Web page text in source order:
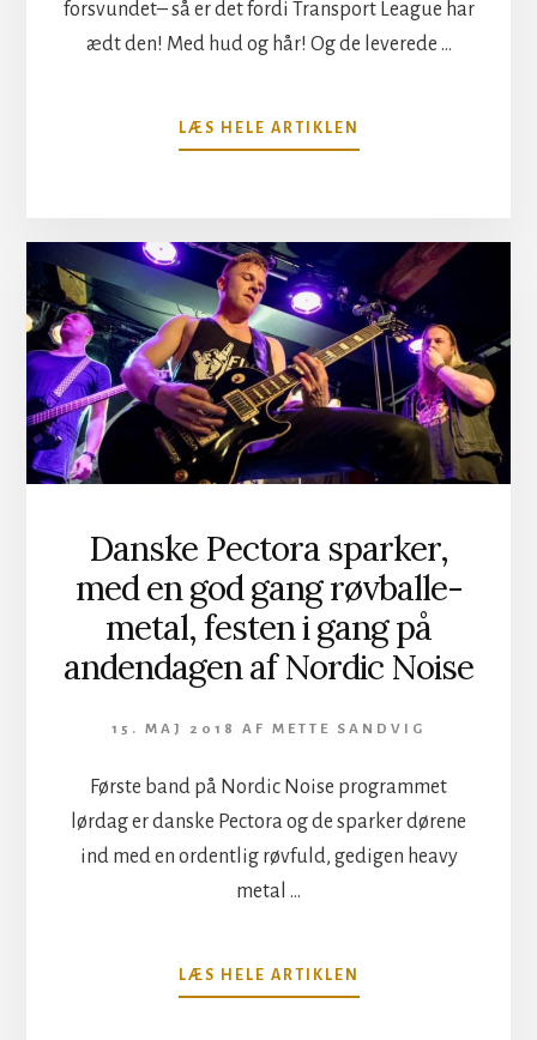
forsvundet– så er det fordi Transport League har
ædt den! Med hud og hår! Og de leverede …
LÆS HELE ARTIKLEN
TRANSPORT
BOOGIE
MED
DJÆVELEN!
Danske Pectora sparker,
med en god gang røvballe-
metal, festen i gang på
andendagen af Nordic Noise
15. MAJ 2018 AF METTE SANDVIG
Første band på Nordic Noise programmet
lørdag er danske Pectora og de sparker dørene
ind med en ordentlig røvfuld, gedigen heavy
metal …
LÆS HELE ARTIKLEN
DANSKE